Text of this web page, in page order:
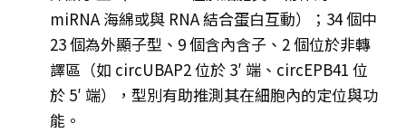
miRNA 海綿或與 RNA 結合蛋白互動）；34 個中
23 個為外顯子型、9 個含內含子、2 個位於非轉
譯區（如 circUBAP2 位於 3′ 端、circEPB41 位
於 5′ 端），型別有助推測其在細胞內的定位與功
能。